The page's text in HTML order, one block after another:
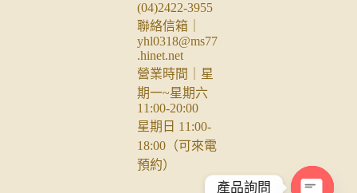
(04)2422-3955
聯絡信箱｜
yhl0318@ms77
.hinet.net
營業時間｜星
期一~星期六
11:00-20:00
星期日 11:00-
18:00（可來電
預約）
產品詢問